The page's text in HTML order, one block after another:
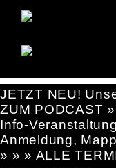
JETZT NEU!
ZUM PODCAST
Info-
Anmeldung,
» » » ALLE